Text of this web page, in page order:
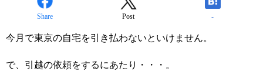
Share Post -
今月で東京の自宅を引き払わないといけません。
で、引越の依頼をするにあたり・・・。